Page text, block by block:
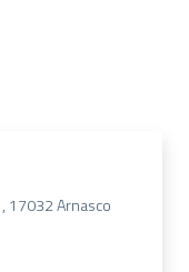
17032 Arnasco